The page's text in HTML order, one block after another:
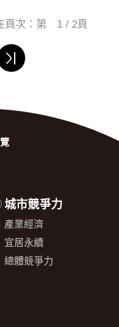
頁次：第 1 / 2頁
城市競爭力
產業經濟
宜居永續
總體競爭力